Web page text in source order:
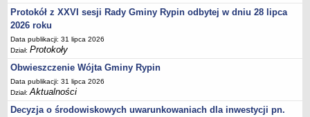
Młodociani pracownicy
ePUAP - składanie dokumentów przez internet
Wydanie warunków na zjazd z drogi gminnej
Zezwolenie na usunięcie drzewa
Wniosek o ustalenie warunków zabudowy/o ustalenie lokalizacji
inwestycji celu publicznego
Działalność lobbingowa
Protokół z XXVI sesji Rady Gminy Rypin odbytej w dniu 28 lipca
2026 roku
Data publikacji: 31 lipca 2026
Dział:Protokoły
Obwieszczenie Wójta Gminy Rypin
Data publikacji: 31 lipca 2026
Dział:Aktualności
Decyzja o środowiskowych uwarunkowaniach dla inwestycji pn.